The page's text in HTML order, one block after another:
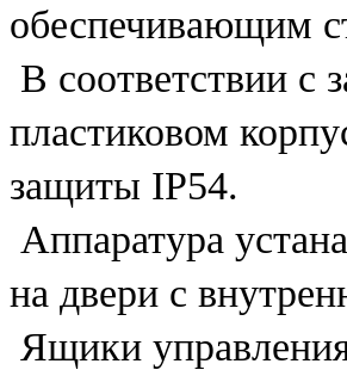
обеспечивающим
В соответствии с
пластиковом
защиты IP54.
Аппаратура
на двери с
Ящики